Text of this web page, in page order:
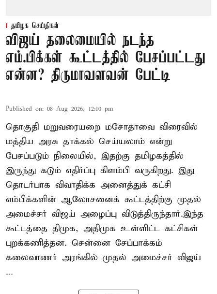
தமிழக செய்திகள்
விஜய் தலைமையில் நடந்த
எம்.பிக்கள் கூட்டத்தில் பேசப்பட்டது
என்ன? திருமாவளவன் பேட்டி
Published on: 08 Aug 2026, 12:10 pm
தொகுதி மறுவரையறை மசோதாவை விரைவில்
மத்திய அரசு தாக்கல் செய்யலாம் என்று
பேசப்படும் நிலையில், இதற்கு தமிழகத்தில்
இருந்து கடும் எதிர்ப்பு கிளம்பி வருகிறது. இது
தொடர்பாக விவாதிக்க அனைத்துக் கட்சி
எம்பிக்களின் ஆலோசனைக் கூட்டத்திற்கு முதல்
அமைச்சர் விஜய் அழைப்பு விடுத்திருந்தார்.இந்த
கூட்டத்தை திமுக, அதிமுக உள்ளிட்ட கட்சிகள்
புறக்கணித்தன. சென்னை சேப்பாக்கம்
கலைவாணர் அரங்கில் முதல் அமைச்சர் விஜய்
...